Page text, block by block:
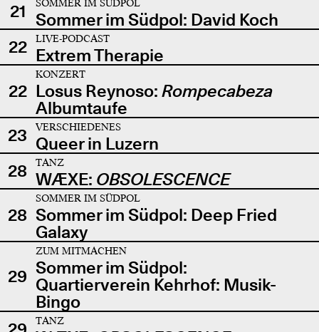
21
SOMMER IM SÜDPOL
Sommer im Südpol: David Koch
22
LIVE-PODCAST
Extrem Therapie
22
KONZERT
Losus Reynoso: Rompecabeza
Albumtaufe
23
VERSCHIEDENES
Queer in Luzern
28
TANZ
WÆXE: OBSOLESCENCE
28
SOMMER IM SÜDPOL
Sommer im Südpol: Deep Fried
Galaxy
29
ZUM MITMACHEN
Sommer im Südpol:
Quartierverein Kehrhof: Musik-
Bingo
TANZ